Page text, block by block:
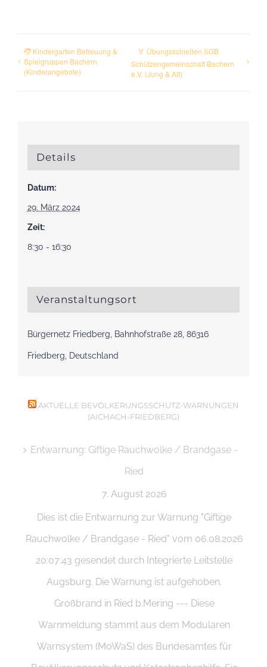
🧒 Kindergarten Betreuung &
Spielgruppen Bachern
(Kinderangebote)
🏅 Übungsschießen SGB
Schützengemeinschaft Bachern
e.V. (Jung & Alt)
Details
Datum:
29. März 2024
Zeit:
8:30 - 16:30
Veranstaltungsort
Bürgernetz Friedberg, Bahnhofstraße 28, 86316
Friedberg, Deutschland
AKTUELLE BEVÖLKERUNGSSCHUTZ-WARNUNGEN
(AICHACH-FRIEDBERG)
Entwarnung: Giftige Rauchwolke / Brandgase -
Ried
7. August 2026
Dies ist die Entwarnung zur Warnung "Giftige
Rauchwolke / Brandgase - Ried" vom 06.08.2026
20:07:43 gesendet durch Integrierte Leitstelle
Augsburg. Die Warnung ist aufgehoben.
Großbrand in Ried b.Mering --- Diese
Warnmeldung stammt aus dem Modularen
Warnsystem (MoWaS) des Bundesamtes für